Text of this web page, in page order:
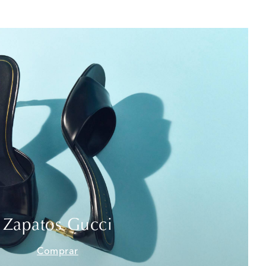
Zapatos Gucci
Comprar